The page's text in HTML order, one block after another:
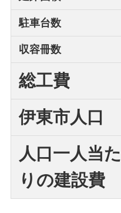
駐車台数
収容冊数
総工費
伊東市人口
人口一人当た
りの建設費